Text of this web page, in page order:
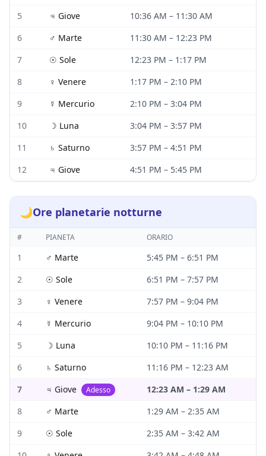
5
♃ Giove 10:36 AM – 11:30 AM
6
♂ Marte 11:30 AM – 12:23 PM
7
☉ Sole 12:23 PM – 1:17 PM
8
♀ Venere 1:17 PM – 2:10 PM
9
☿ Mercurio 2:10 PM – 3:04 PM
10
☽ Luna 3:04 PM – 3:57 PM
11
♄ Saturno 3:57 PM – 4:51 PM
12
♃ Giove 4:51 PM – 5:45 PM
🌙Ore planetarie notturne
# PIANETA ORARIO
1 ♂ Marte 5:45 PM – 6:51 PM
2
☉ Sole 6:51 PM – 7:57 PM
3
♀ Venere 7:57 PM – 9:04 PM
4
☿ Mercurio 9:04 PM – 10:10 PM
5
☽ Luna 10:10 PM – 11:16 PM
6
♄ Saturno 11:16 PM – 12:23 AM
7
♃ Giove Adesso 12:23 AM – 1:29 AM
8
♂ Marte 1:29 AM – 2:35 AM
9
☉ Sole 2:35 AM – 3:42 AM